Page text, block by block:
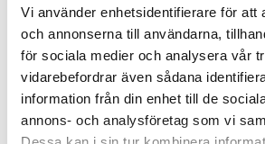
Vi använder enhetsidentifierare för att
och annonserna till användarna,
för sociala medier och analysera vår
vidarebefordrar även sådana
information från din enhet till de
annons- och analysföretag som vi